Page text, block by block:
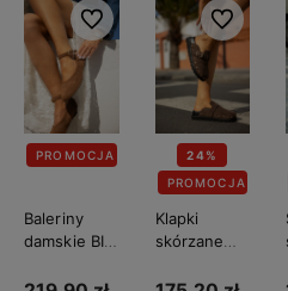
PROMOCJA
Baleriny
damskie BIG
TT274211
Do ulubionych
24%
PROMOCJA
Klapki
skórzane
STAR
Do